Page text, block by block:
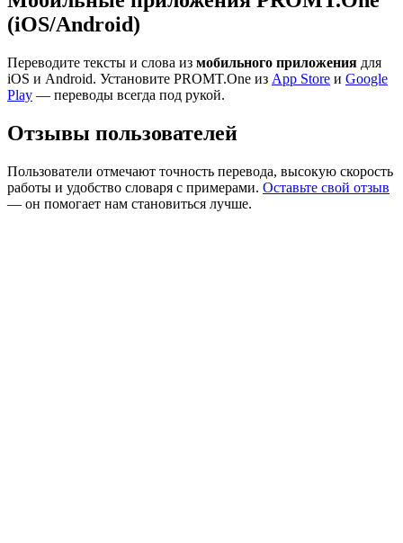
(iOS/Android)
Переводите тексты и слова из мобильного приложения для
iOS и Android. Установите PROMT.One из App Store и Google
Play — переводы всегда под рукой.
Отзывы пользователей
Пользователи отмечают точность перевода, высокую скорость
работы и удобство словаря с примерами. Оставьте свой отзыв
— он помогает нам становиться лучше.